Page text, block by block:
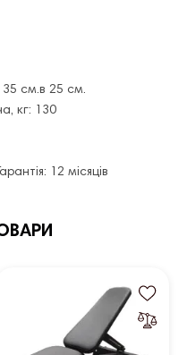
см.в 25 см.
кг: 130
12 місяців